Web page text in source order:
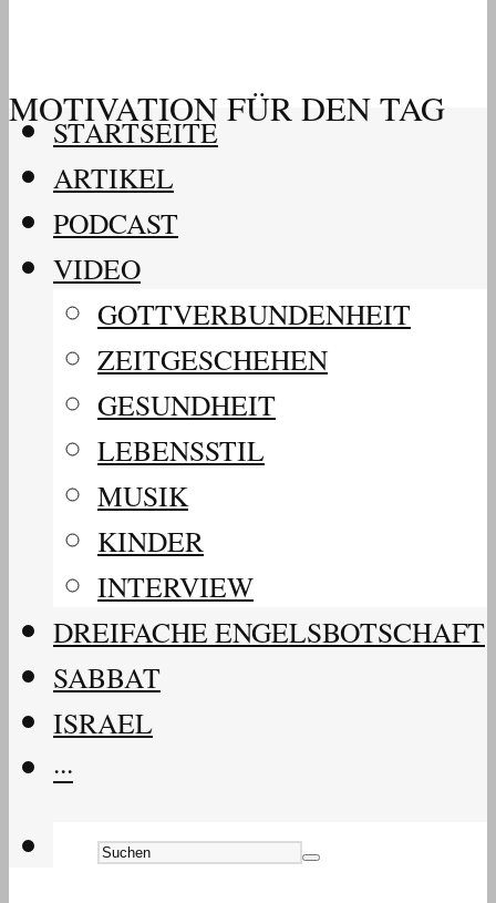
MOTIVATION FÜR DEN TAG
STARTSEITE
ARTIKEL
PODCAST
VIDEO
GOTTVERBUNDENHEIT
ZEITGESCHEHEN
GESUNDHEIT
LEBENSSTIL
MUSIK
KINDER
INTERVIEW
DREIFACHE ENGELSBOTSCHAFT
SABBAT
ISRAEL
···